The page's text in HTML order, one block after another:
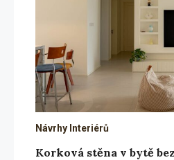
Návrhy Interiérů
Korková stěna v bytě